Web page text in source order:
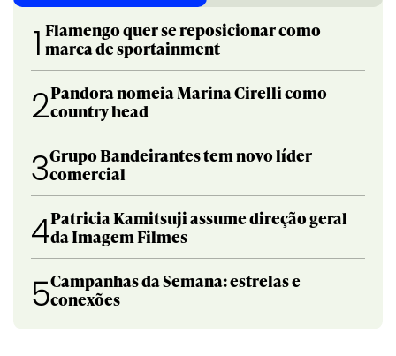
1 Flamengo quer se reposicionar como
marca de sportainment
2Pandora nomeia Marina Cirelli como
country head
3Grupo Bandeirantes tem novo líder
comercial
4Patricia Kamitsuji assume direção geral
da Imagem Filmes
5Campanhas da Semana: estrelas e
conexões